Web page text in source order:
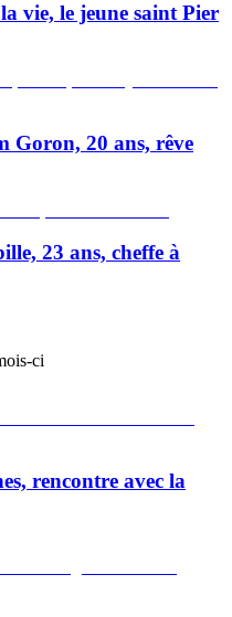
vie, le jeune saint Pier
Goron, 20 ans, rêve
23 ans, cheffe à
ci
rencontre avec la